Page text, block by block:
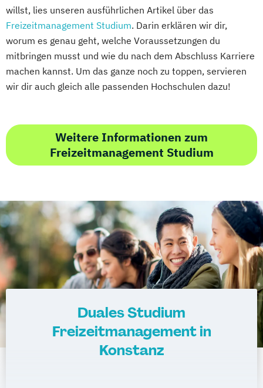
willst, lies unseren ausführlichen Artikel über das
Freizeitmanagement Studium. Darin erklären wir dir,
worum es genau geht, welche Voraussetzungen du
mitbringen musst und wie du nach dem Abschluss Karriere
machen kannst. Um das ganze noch zu toppen, servieren
wir dir auch gleich alle passenden Hochschulen dazu!
Weitere Informationen zum
Freizeitmanagement Studium
Duales Studium
Freizeitmanagement in
Konstanz